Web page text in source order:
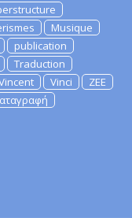
Musique
publication
Traduction
Vinci
ZEE